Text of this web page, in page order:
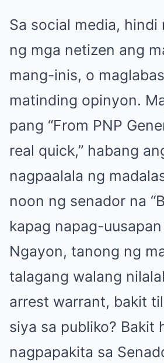
Sa social media, hindi
ng mga netizen ang
mang-inis, o
matinding opinyon.
pang “From PNP
real quick,” habang
nagpaalala ng
noon ng senador na
kapag napag-
Ngayon, tanong ng
talagang walang
arrest warrant, bakit
siya sa publiko? Bakit
nagpapakita sa